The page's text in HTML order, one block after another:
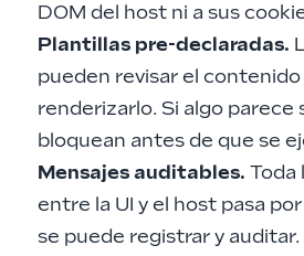
DOM del host ni a sus
Plantillas pre-declaradas.
pueden revisar el
renderizarlo. Si algo parece
bloquean antes de que se
Mensajes auditables. Toda
entre la UI y el host pasa
se puede registrar y auditar.